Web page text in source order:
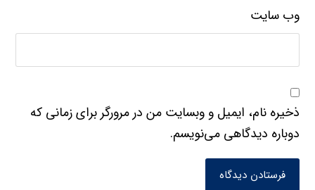
وب‌ سایت
ذخیره نام، ایمیل و وبسایت من در مرورگر برای زمانی که
دوباره دیدگاهی می‌نویسم.
فرستادن دیدگاه